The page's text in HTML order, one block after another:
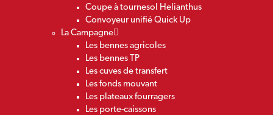
Coupe à tournesol Helianthus
Convoyeur unifié Quick Up
La Campagne
Les bennes agricoles
Les bennes TP
Les cuves de transfert
Les fonds mouvant
Les plateaux fourragers
Les porte-caissons